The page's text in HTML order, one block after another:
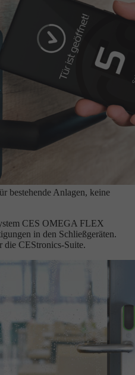
bestehende Anlagen, keine
CES OMEGA FLEX
in den Schließgeräten.
die CEStronics-Suite.